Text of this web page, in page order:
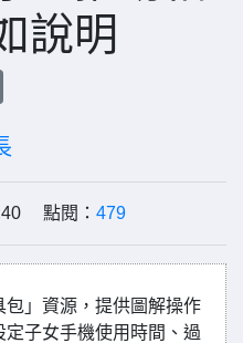
說明
點閱： 479
」資源，提供圖解操作
子女手機使用時間、過